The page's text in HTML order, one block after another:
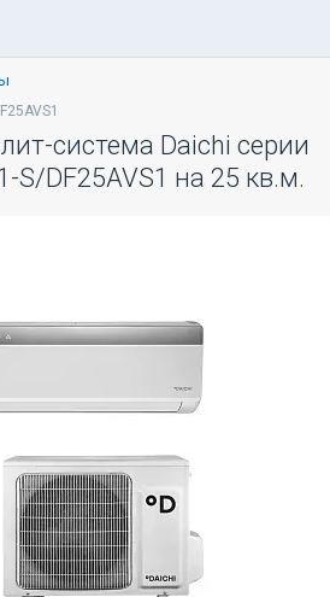
система Daichi серии
S/DF25AVS1 на 25 кв.м.